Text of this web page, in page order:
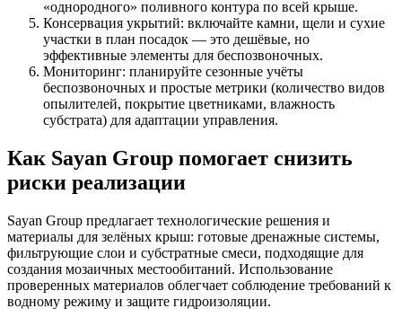
«однородного» поливного контура по всей крыше.
Консервация укрытий: включайте камни, щели и сухие
участки в план посадок — это дешёвые, но
эффективные элементы для беспозвоночных.
Мониторинг: планируйте сезонные учёты
беспозвоночных и простые метрики (количество видов
опылителей, покрытие цветниками, влажность
субстрата) для адаптации управления.
Как Sayan Group помогает снизить
риски реализации
Sayan Group предлагает технологические решения и
материалы для зелёных крыш: готовые дренажные системы,
фильтрующие слои и субстратные смеси, подходящие для
создания мозаичных местообитаний. Использование
проверенных материалов облегчает соблюдение требований к
водному режиму и защите гидроизоляции.